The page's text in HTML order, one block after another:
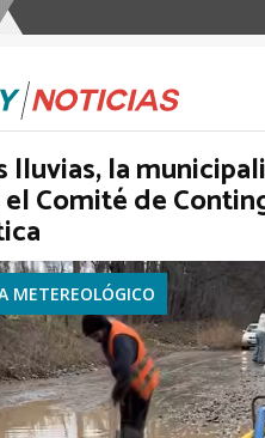
lluvias, la
Comité de
METEREOLÓGICO